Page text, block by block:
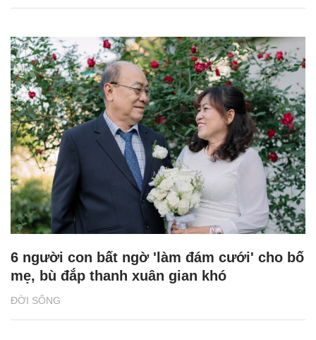
ĐỜI SỐNG
6 người con bất ngờ 'làm đám cưới' cho bố
mẹ, bù đắp thanh xuân gian khó